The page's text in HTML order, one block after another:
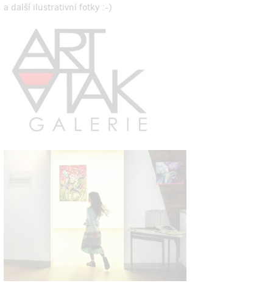
a další ilustrativní fotky :-)